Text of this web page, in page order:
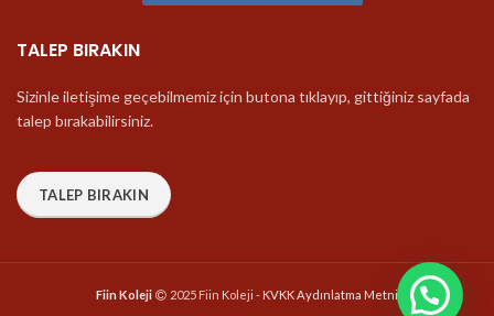
TALEP BIRAKIN
Sizinle iletişime geçebilmemiz için butona tıklayıp, gittiğiniz sayfada
talep bırakabilirsiniz.
TALEP BIRAKIN
Fiin Koleji 2025 Fiin Koleji -KVKK Aydınlatma Metni